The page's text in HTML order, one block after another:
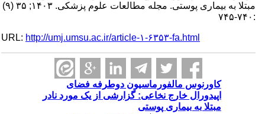
مبتلا به بیماری پوستی. مجله مطالعات علوم پزشکی. ۱۴۰۳; ۳۵ (۹)
URL:http://umj.umsu.ac.ir/article-۱-۶۳۵۳-fa.html
کاورنوس مالفورماسیون دوطرفه فضای
اپیدورال خارج نخاعی: گزارشی از یک مورد نادر
مبتلا به بیماری پوستی